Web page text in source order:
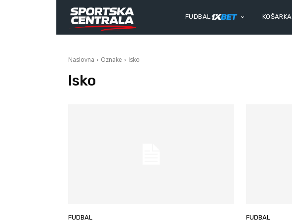
FUDBAL KOŠARKA
Naslovna Oznake Isko
Isko
FUDBAL FUDBAL